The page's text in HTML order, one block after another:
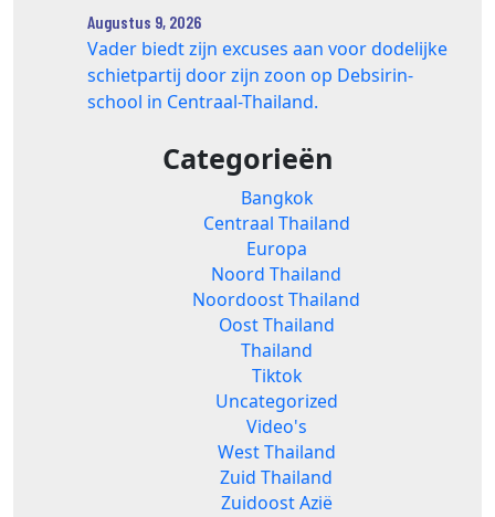
Augustus 9, 2026
Vader biedt zijn excuses aan voor dodelijke
schietpartij door zijn zoon op Debsirin-
school in Centraal-Thailand.
Categorieën
Bangkok
Centraal Thailand
Europa
Noord Thailand
Noordoost Thailand
Oost Thailand
Thailand
Tiktok
Uncategorized
Video's
West Thailand
Zuid Thailand
Zuidoost Azië